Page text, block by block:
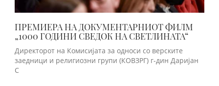
ПРЕМИЕРА НА ДОКУМЕНТАРНИОТ ФИЛМ
„1000 ГОДИНИ СВЕДОК НА СВЕТЛИНАТА“
Директорот на Комисијата за односи со верските
заедници и религиозни групи (КОВЗРГ) г-дин Даријан
С